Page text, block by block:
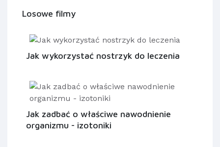
Losowe filmy
Jak wykorzystać nostrzyk do leczenia
Jak zadbać o właściwe nawodnienie
organizmu - izotoniki